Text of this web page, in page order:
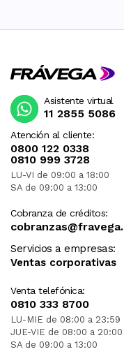
Atención al cliente:
0800 122 0338
0810 999 3728
LU-VI de 09:00 a 18:00
SA de 09:00 a 13:00
Cobranza de créditos:
Servicios a empresas:
Ventas corporativas
Venta telefónica:
0810 333 8700
LU-MIE de 08:00 a 23:59
JUE-VIE de 08:00 a 20:00
SA de 09:00 a 13:00
Asistente virtual
11 2855 5086